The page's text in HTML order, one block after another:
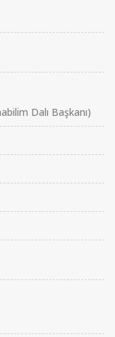
Dalı Başkanı)